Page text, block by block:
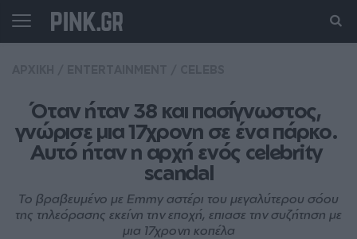
Όταν ήταν 38 και πασίγνωστος,
γνώρισε μια 17χρονη σε ένα πάρκο.
Αυτό ήταν η αρχή ενός celebrity
scandal
Το βραβευμένο με Emmy αστέρι του μεγαλύτερου σόου
της τηλεόρασης εκείνη την εποχή, επιασε την συζήτηση με
μια 17χρονη κοπέλα